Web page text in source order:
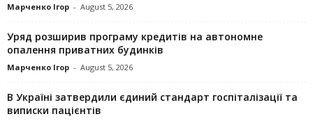
Марченко Ігор - August 5, 2026
Уряд розширив програму кредитів на автономне
опалення приватних будинків
Марченко Ігор - August 5, 2026
В Україні затвердили єдиний стандарт госпіталізації та
виписки пацієнтів